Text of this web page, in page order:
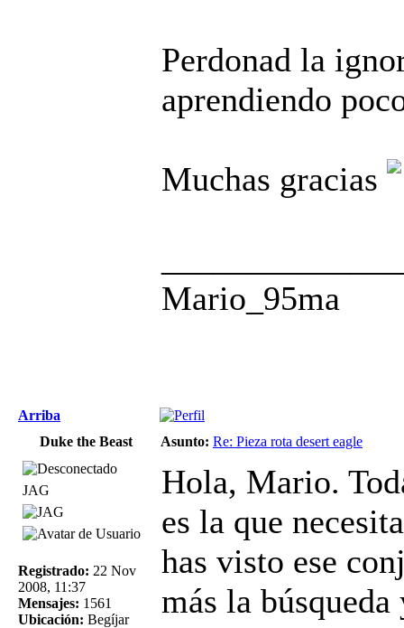
Perdonad la
aprendiendo
Muchas gracias
Mario_95ma
Arriba
Duke the Beast
Asunto: Re: Pieza rota desert eagle
JAG
Registrado: 22 Nov
2008, 11:37
Mensajes: 1561
Ubicación: Begíjar
Hola, Mario.
es la que
has visto ese
más la